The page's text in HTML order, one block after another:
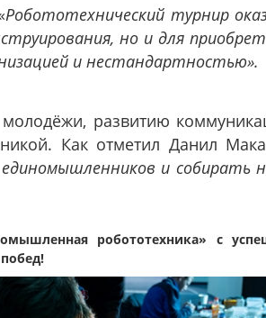
Робототехнический турнир
но и для
и нестандартностью».
развитию
Как отметил Данил
и собирать
робототехника» с